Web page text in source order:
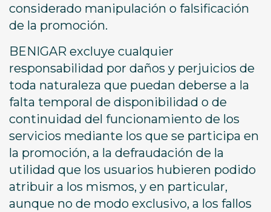
considerado manipulación o falsificación
de la promoción.
BENIGAR excluye cualquier
responsabilidad por daños y perjuicios de
toda naturaleza que puedan deberse a la
falta temporal de disponibilidad o de
continuidad del funcionamiento de los
servicios mediante los que se participa en
la promoción, a la defraudación de la
utilidad que los usuarios hubieren podido
atribuir a los mismos, y en particular,
aunque no de modo exclusivo, a los fallos